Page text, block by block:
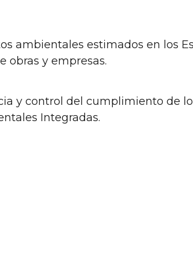
ambientales estimados en los
obras y empresas.
y control del cumplimiento de
Integradas.